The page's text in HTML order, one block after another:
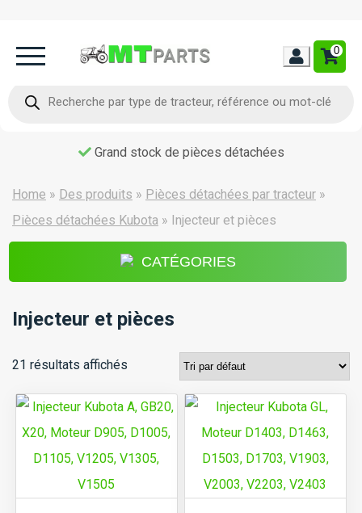
0
produits
Livraison dans toute la France
Home » Des produits » Pièces détachées par tracteur »
Pièces détachées Kubota » Injecteur et pièces
CATÉGORIES
Injecteur et pièces
21 résultats affichés